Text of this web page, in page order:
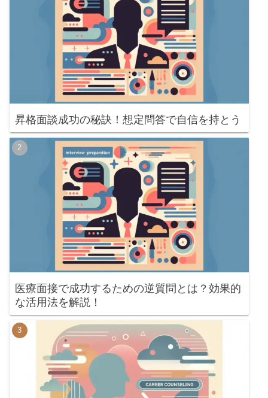
昇格面談成功の秘訣！想定問答で自信を持とう
医療面接で成功するための逆質問とは？効果的
な活用法を解説！